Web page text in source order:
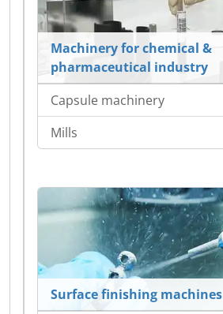
Machinery for chemical &
pharmaceutical industry
Capsule machinery
Mills
Surface finishing machines